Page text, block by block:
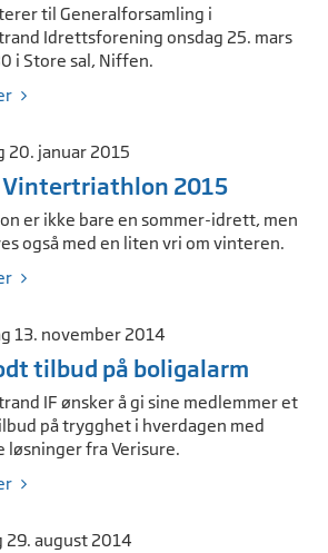
til Generalforsamling i
Idrettsforening onsdag 25. mars
i Store sal, Niffen.
20. januar 2015
Vintertriathlon 2015
er ikke bare en sommer-idrett, men
også med en liten vri om vinteren.
13. november 2014
tilbud på boligalarm
IF ønsker å gi sine medlemmer et
på trygghet i hverdagen med
løsninger fra Verisure.
29. august 2014